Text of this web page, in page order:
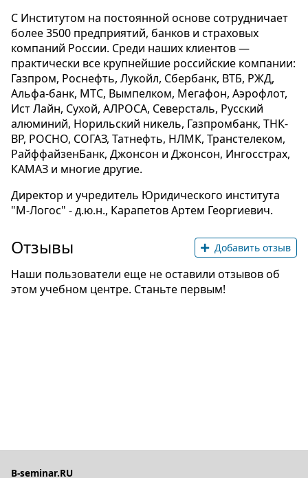
С Институтом на постоянной основе сотрудничает
более 3500 предприятий, банков и страховых
компаний России. Среди наших клиентов —
практически все крупнейшие российские компании:
Газпром, Роснефть, Лукойл, Сбербанк, ВТБ, РЖД,
Альфа-банк, МТС, Вымпелком, Мегафон, Аэрофлот,
Ист Лайн, Сухой, АЛРОСА, Северсталь, Русский
алюминий, Норильский никель, Газпромбанк, ТНК-
BP, РОСНО, СОГАЗ, Татнефть, НЛМК, Транстелеком,
РайффайзенБанк, Джонсон и Джонсон, Ингосстрах,
КАМАЗ и многие другие.
Директор и учредитель Юридического института
"М-Логос" - д.ю.н., Карапетов Артем Георгиевич.
Отзывы Добавить отзыв
Наши пользователи еще не оставили отзывов об
этом учебном центре. Станьте первым!
B-seminar.RU